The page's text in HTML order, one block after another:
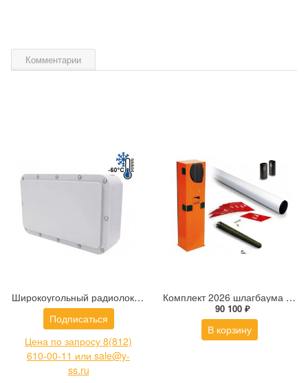
Комментарии
Широкоугольный радиолокационный датчик (радар) обнаружения цели на большой площади DIVITEC DT-PR500-W
Подписаться
Цена по запросу 8(812)
610-00-11 или sale@y-
ss.ru
Комплект 2026 шлагбаума G3750DX Classico: 001G3750_DX - 1 шт.; 001G0402 - 1 шт.; 001G0461 - 1 шт.; 001G04060 - 1 шт.
90 100 ₽
В корзину